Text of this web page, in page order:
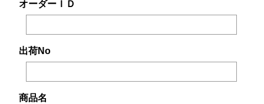
オーダーＩＤ
出荷No
商品名